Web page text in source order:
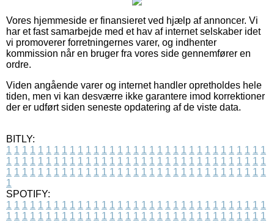
Vores hjemmeside er finansieret ved hjælp af annoncer. Vi
har et fast samarbejde med et hav af internet selskaber idet
vi promoverer forretningernes varer, og indhenter
kommission når en bruger fra vores side gennemfører en
ordre.
Viden angående varer og internet handler opretholdes hele
tiden, men vi kan desværre ikke garantere imod korrektioner
der er udført siden seneste opdatering af de viste data.
BITLY:
1 1 1 1 1 1 1 1 1 1 1 1 1 1 1 1 1 1 1 1 1 1 1 1 1 1 1 1 1 1 1 1 1
1 1 1 1 1 1 1 1 1 1 1 1 1 1 1 1 1 1 1 1 1 1 1 1 1 1 1 1 1 1 1 1 1
1 1 1 1 1 1 1 1 1 1 1 1 1 1 1 1 1 1 1 1 1 1 1 1 1 1 1 1 1 1 1 1 1
1
SPOTIFY:
1 1 1 1 1 1 1 1 1 1 1 1 1 1 1 1 1 1 1 1 1 1 1 1 1 1 1 1 1 1 1 1 1
1 1 1 1 1 1 1 1 1 1 1 1 1 1 1 1 1 1 1 1 1 1 1 1 1 1 1 1 1 1 1 1 1